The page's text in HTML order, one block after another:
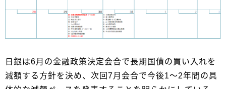
日銀は6月の金融政策決定会合で長期国債の買い入れを
減額する方針を決め、次回7月会合で今後1～2年間の具